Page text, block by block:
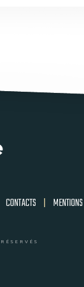
CONTACTS | MENTIONS